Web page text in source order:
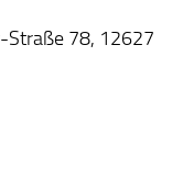
Straße 78, 12627